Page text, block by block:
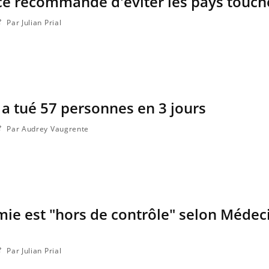
Par Julian Prial
tué 57 personnes en 3 jours
Par Audrey Vaugrente
est "hors de contrôle" selon
Par Julian Prial